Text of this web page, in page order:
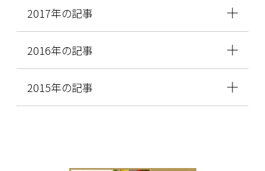
2017年の記事
2016年の記事
2015年の記事